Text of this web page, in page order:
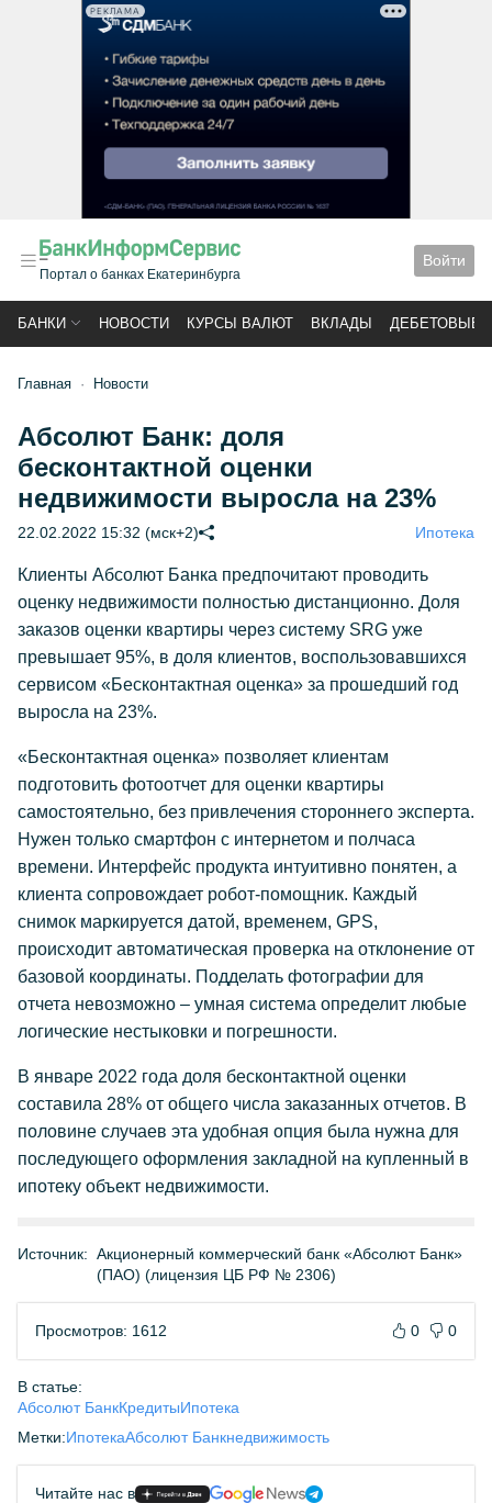
РЕКЛАМА
Портал о банках Екатеринбурга
Войти
БАНКИ НОВОСТИ КУРСЫ ВАЛЮТ ВКЛАДЫ ДЕБЕТОВЫЕ
Главная Новости
Абсолют Банк: доля
бесконтактной оценки
недвижимости выросла на 23%
22.02.2022 15:32 (мск+2) Ипотека
Клиенты Абсолют Банка предпочитают проводить
оценку недвижимости полностью дистанционно. Доля
заказов оценки квартиры через систему SRG уже
превышает 95%, в доля клиентов, воспользовавшихся
сервисом «Бесконтактная оценка» за прошедший год
выросла на 23%.
«Бесконтактная оценка» позволяет клиентам
подготовить фотоотчет для оценки квартиры
самостоятельно, без привлечения стороннего эксперта.
Нужен только смартфон с интернетом и полчаса
времени. Интерфейс продукта интуитивно понятен, а
клиента сопровождает робот-помощник. Каждый
снимок маркируется датой, временем, GPS,
происходит автоматическая проверка на отклонение от
базовой координаты. Подделать фотографии для
отчета невозможно – умная система определит любые
логические нестыковки и погрешности.
В январе 2022 года доля бесконтактной оценки
составила 28% от общего числа заказанных отчетов. В
половине случаев эта удобная опция была нужна для
последующего оформления закладной на купленный в
ипотеку объект недвижимости.
Источник: Акционерный коммерческий банк «Абсолют Банк»
(ПАО) (лицензия ЦБ РФ № 2306)
Просмотров: 1612 0 0
В статье:
Абсолют БанкКредитыИпотека
Метки:ИпотекаАбсолют Банкнедвижимость
Читайте нас в